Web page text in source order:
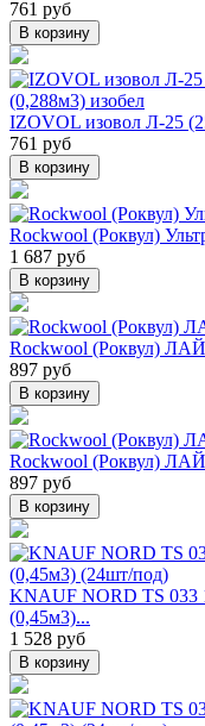
761 руб
В корзину
IZOVOL изовол Л-25
761 руб
В корзину
Rockwool (Роквул)
1 687 руб
В корзину
Rockwool (Роквул)
897 руб
В корзину
Rockwool (Роквул)
897 руб
В корзину
KNAUF NORD TS 033
(0,45м3)...
1 528 руб
В корзину